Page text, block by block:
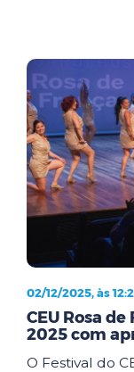
02/12/2025, às
CEU Rosa
2025 com
O Festival do